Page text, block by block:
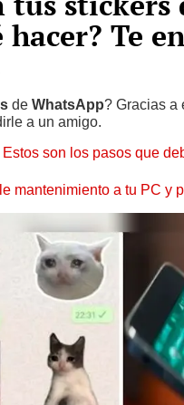
hacer? Te
de WhatsApp? Gracias a
a un amigo.
son los pasos que
mantenimiento a tu PC y